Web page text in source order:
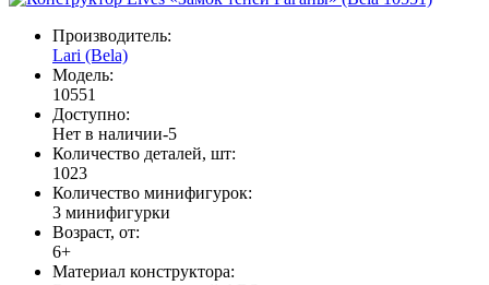
Производитель:
Lari (Bela)
Модель:
10551
Доступно:
Нет в наличии-5
Количество деталей, шт:
1023
Количество минифигурок:
3 минифигурки
Возраст, от:
6+
Материал конструктора: